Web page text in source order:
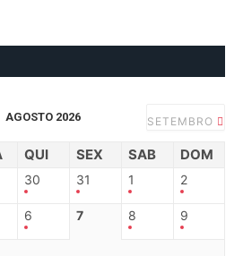
AGOSTO 2026 SETEMBRO
QUI SEX SAB DOM
30 31 1 2
6 7 8 9